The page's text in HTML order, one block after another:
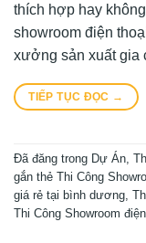
thích hợp hay
showroom điện
xưởng sản xuất gia
TIẾP TỤC ĐỌC →
Đã đăng trong Dự Án,
gắn thẻ Thi Công
giá rẻ tại bình dương,
Thi Công Showroom